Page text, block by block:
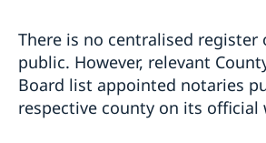
There is no centralised register
public. However, relevant
Board list appointed notaries
respective county on its official